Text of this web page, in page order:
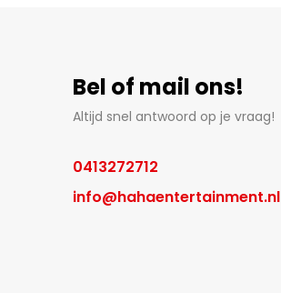
Bel of mail ons!
Altijd snel antwoord op je vraag!
0413272712
info@hahaentertainment.nl